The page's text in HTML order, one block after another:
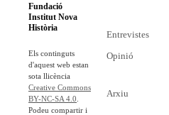
Fundació
Institut Nova
Història
Els continguts
d'aquest web estan
sota llicència
Creative Commons
BY-NC-SA 4.0
Podeu compartir i
Entrevistes
Opinió
Arxiu